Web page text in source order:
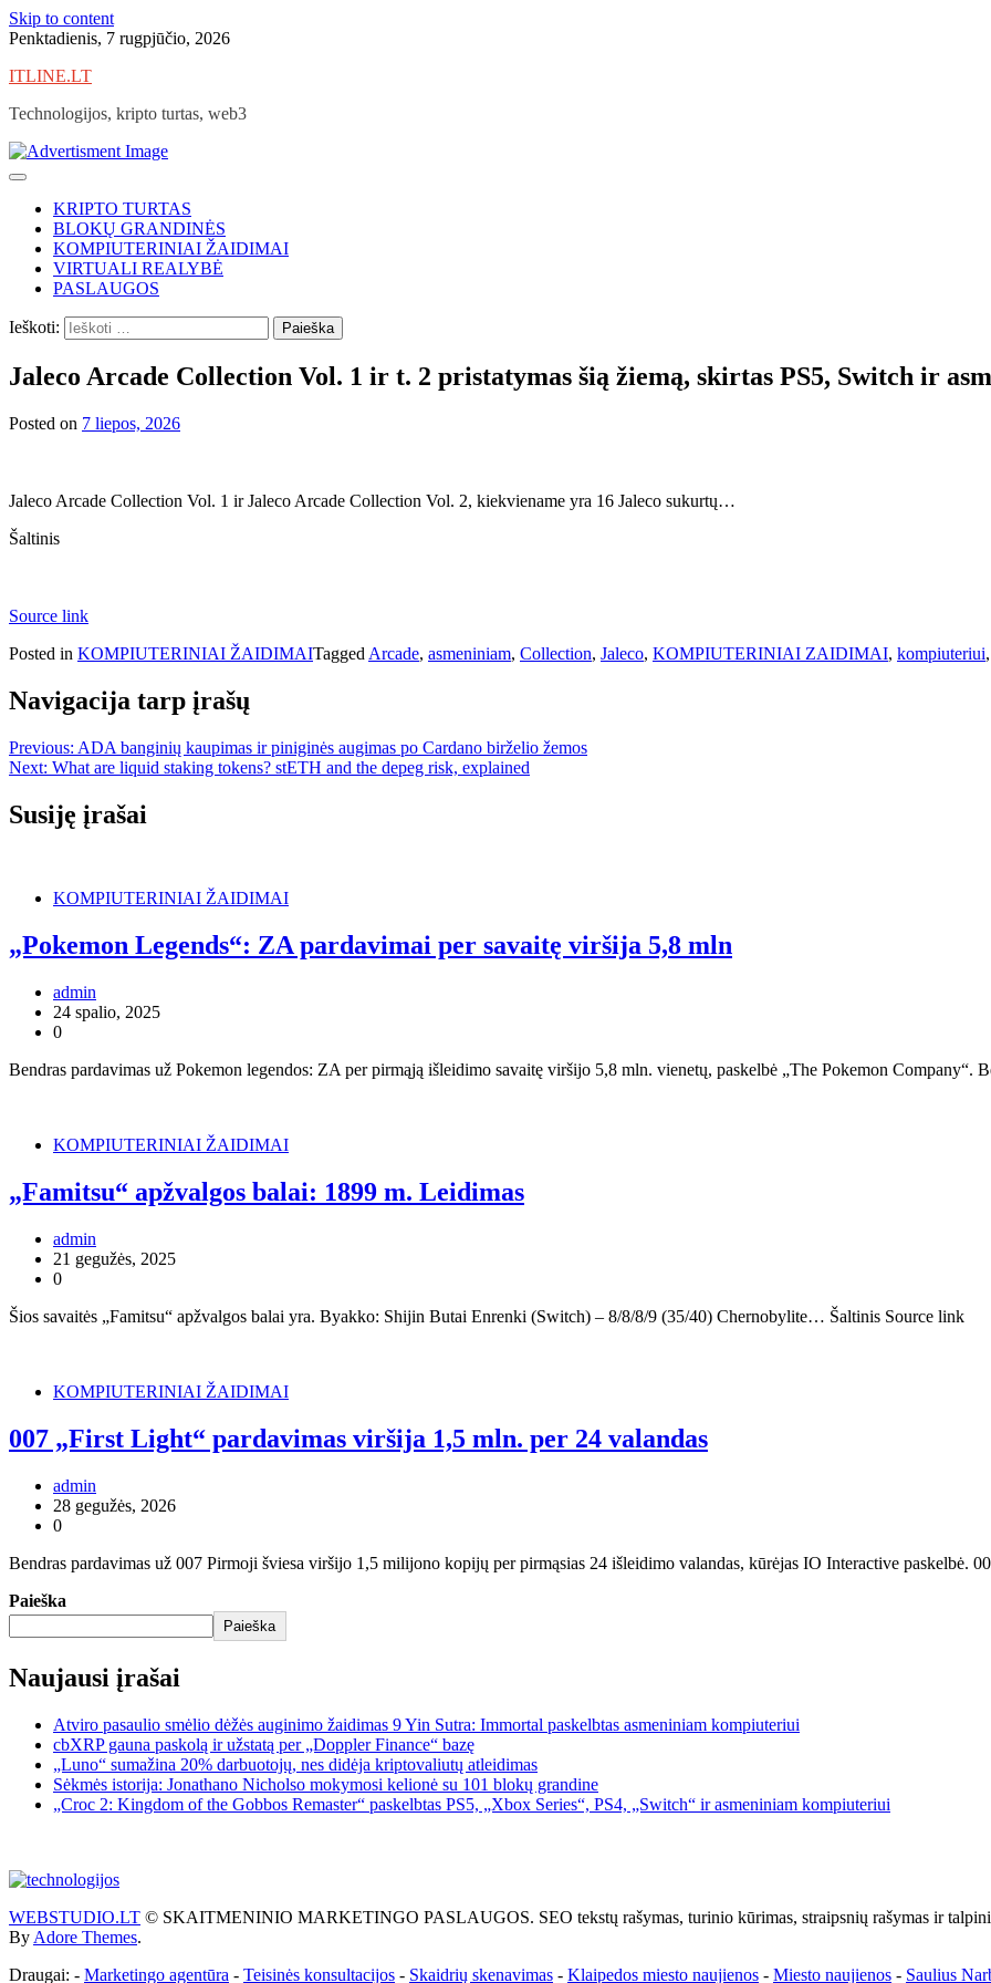
Skip to content
Penktadienis, 7 rugpjūčio, 2026
ITLINE.LT
Technologijos, kripto turtas, web3
KRIPTO TURTAS
BLOKŲ GRANDINĖS
KOMPIUTERINIAI ŽAIDIMAI
VIRTUALI REALYBĖ
PASLAUGOS
Ieškoti:
Jaleco Arcade Collection Vol. 1 ir t. 2 pristatymas šią žiemą, skirtas PS5, Switch ir
Posted on 7 liepos, 2026
Jaleco Arcade Collection Vol. 1 ir Jaleco Arcade Collection Vol. 2, kiekviename yra 16 Jaleco sukurtų…
Šaltinis
Source link
Posted in KOMPIUTERINIAI ŽAIDIMAITagged Arcade, asmeniniam, Collection, Jaleco, KOMPIUTERINIAI ZAIDIMAI, kompiuteriui,
Navigacija tarp įrašų
Previous: ADA banginių kaupimas ir piniginės augimas po Cardano birželio žemos
Next: What are liquid staking tokens? stETH and the depeg risk, explained
Susiję įrašai
KOMPIUTERINIAI ŽAIDIMAI
„Pokemon Legends“: ZA pardavimai per savaitę viršija 5,8 mln
admin
24 spalio, 2025
0
Bendras pardavimas už Pokemon legendos: ZA per pirmąją išleidimo savaitę viršijo 5,8 mln. vienetų, paskelbė „The Pokemon
KOMPIUTERINIAI ŽAIDIMAI
„Famitsu“ apžvalgos balai: 1899 m. Leidimas
admin
21 gegužės, 2025
0
Šios savaitės „Famitsu“ apžvalgos balai yra. Byakko: Shijin Butai Enrenki (Switch) – 8/8/8/9 (35/40) Chernobylite… Šaltinis Source link
KOMPIUTERINIAI ŽAIDIMAI
007 „First Light“ pardavimas viršija 1,5 mln. per 24 valandas
admin
28 gegužės, 2026
0
Bendras pardavimas už 007 Pirmoji šviesa viršijo 1,5 milijono kopijų per pirmąsias 24 išleidimo valandas, kūrėjas IO Interactive paskelbė.
Paieška
Paieška
Naujausi įrašai
Atviro pasaulio smėlio dėžės auginimo žaidimas 9 Yin Sutra: Immortal paskelbtas asmeniniam kompiuteriui
cbXRP gauna paskolą ir užstatą per „Doppler Finance“ bazę
„Luno“ sumažina 20% darbuotojų, nes didėja kriptovaliutų atleidimas
Sėkmės istorija: Jonathano Nicholso mokymosi kelionė su 101 blokų grandine
„Croc 2: Kingdom of the Gobbos Remaster“ paskelbtas PS5, „Xbox Series“, PS4, „Switch“ ir asmeniniam kompiuteriui
WEBSTUDIO.LT © SKAITMENINIO MARKETINGO PASLAUGOS. SEO tekstų rašymas, turinio kūrimas, straipsnių rašymas ir
By Adore Themes.
Draugai: - Marketingo agentūra - Teisinės konsultacijos - Skaidrių skenavimas - Klaipedos miesto naujienos - Miesto naujienos - Saulius